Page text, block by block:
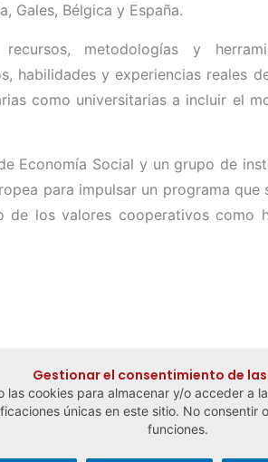
Gales, Bélgica y España.
metodologías y
habilidades y experiencias reales
como universitarias a incluir el
Economía Social y un grupo de
para impulsar un programa
los valores cooperativos como
Gestionar el consentimiento de
cookies para almacenar y/o acceder
únicas en este sitio. No
funciones.